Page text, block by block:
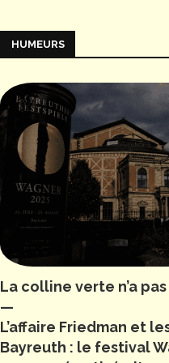
HUMEURS
La colline verte n’a
—
L’affaire Friedman et
Bayreuth : le festival